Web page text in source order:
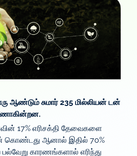
ஆண்டும் சுமார் 235 மில்லியன் டன்
17% எரிசக்தி தேவைகளை
கொண்டது ஆனால் இதில் 70%
காரணங்களால் எரிந்து